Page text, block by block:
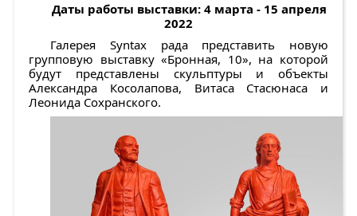
Даты работы выставки: 4 марта - 15 апреля
2022
Галерея Syntax рада представить новую
групповую выставку «Бронная, 10», на которой
будут представлены скульптуры и объекты
Александра Косолапова, Витаса Стасюнаса и
Леонида Сохранского.